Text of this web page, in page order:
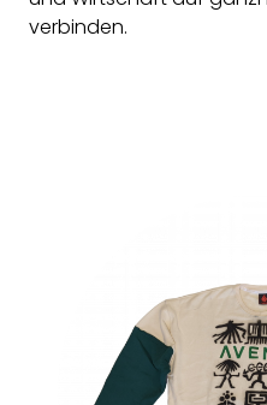
verbinden.